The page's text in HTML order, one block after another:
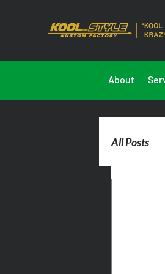
About
All Posts